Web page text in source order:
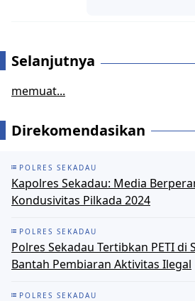
Selanjutnya
memuat...
Direkomendasikan
POLRES SEKADAU
Kapolres Sekadau: Media
Kondusivitas Pilkada 2024
POLRES SEKADAU
Polres Sekadau Tertibkan PETI di
Bantah Pembiaran Aktivitas Ilegal
POLRES SEKADAU